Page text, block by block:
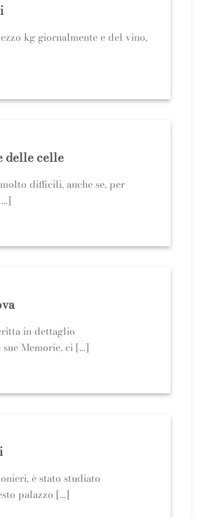
kg giornalmente e del vino,
delle celle
difficili, anche se, per
in dettaglio
Memorie, ci [...]
è stato studiato
palazzo [...]